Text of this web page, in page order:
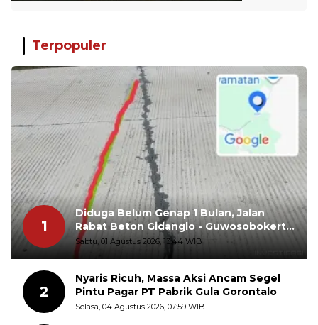
Terpopuler
1
Diduga Belum Genap 1 Bulan, Jalan
Rabat Beton Gidanglo - Guwosobokerto
Sudah Pecah
Sabtu, 01 Agustus 2026, 13:44 WIB
2
Nyaris Ricuh, Massa Aksi Ancam Segel
Pintu Pagar PT Pabrik Gula Gorontalo
Selasa, 04 Agustus 2026, 07:59 WIB